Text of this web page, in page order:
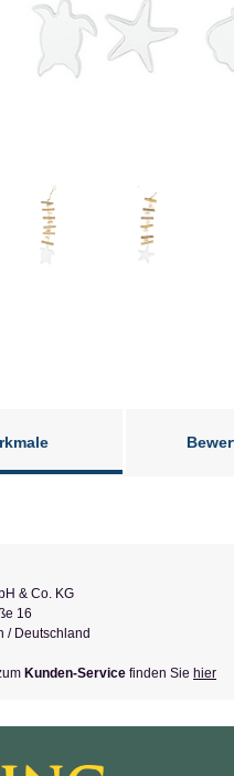
& Co. KG
16
/ Deutschland
Kunden-Service finden Sie hier